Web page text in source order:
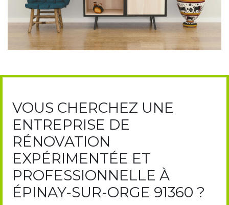
VOUS CHERCHEZ UNE
ENTREPRISE DE
RÉNOVATION
EXPÉRIMENTÉE ET
PROFESSIONNELLE À
ÉPINAY-SUR-ORGE 91360 ?